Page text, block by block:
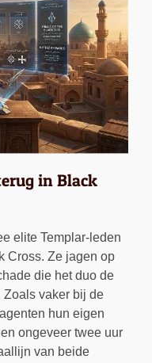
in Black
elite Templar-leden
Cross. Ze jagen op
die het duo de
Zoals vaker bij de
hun eigen
ongeveer twee uur
van beide